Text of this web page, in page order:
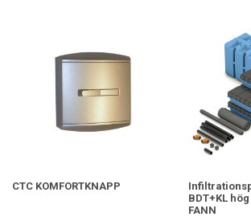
CTC KOMFORTKNAPP
BDT+KL
FANN